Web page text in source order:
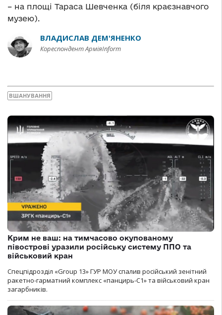
– на площі Тараса Шевченка (біля краєзнавчого
музею).
ВЛАДИСЛАВ ДЕМ'ЯНЕНКО
Кореспондент АрміяInform
ВШАНУВАННЯ
Крим не ваш: на тимчасово окупованому
півострові уразили російську систему ППО та
військовий кран
Спецпідрозділ «Group 13» ГУР МОУ спалив російський зенітний
ракетно-гарматний комплекс «панцирь-С1» та військовий кран
загарбників.